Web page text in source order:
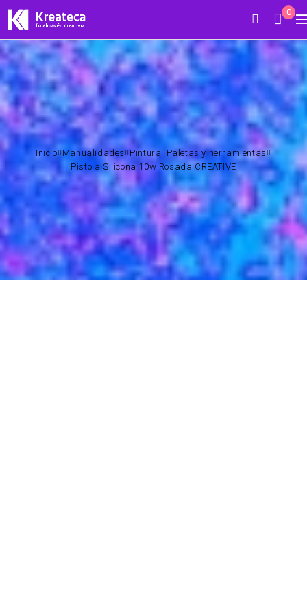
0
Inicio Manualidades Pintura
Paletas y herramientas
Pistola Silicona 10w Rosada CREATIVE